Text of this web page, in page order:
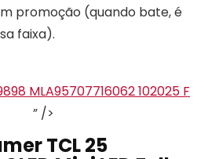
promoção (quando bate, é
faixa).
” />
TCL 25